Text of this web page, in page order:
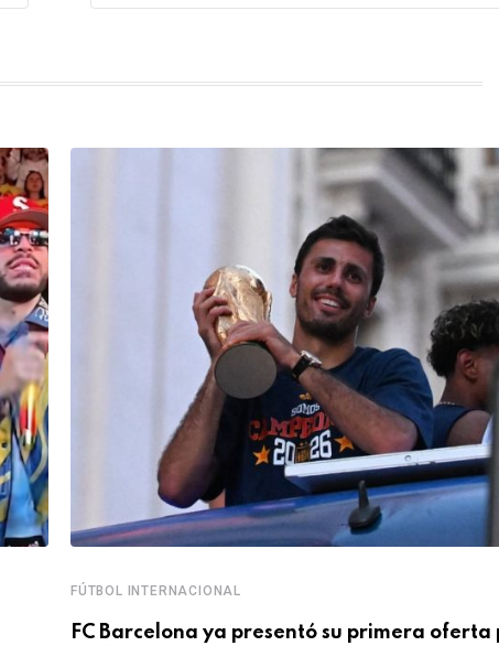
FÚTBOL INTERNACIONAL
FC Barcelona ya presentó su primera oferta